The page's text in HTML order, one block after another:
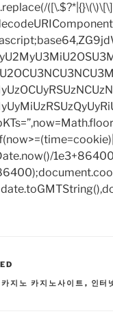
지노 카지노사이트 , 인터